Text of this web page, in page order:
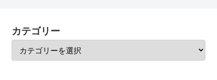
カテゴリー